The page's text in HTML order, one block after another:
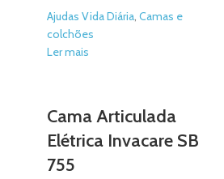
Ajudas Vida Diária, Camas e
colchões
Ler mais
Cama Articulada
Elétrica Invacare SB
755